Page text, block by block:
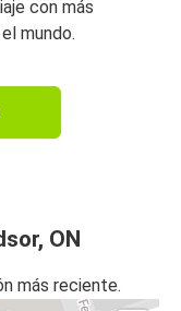
con más
mundo.
ON
más reciente.